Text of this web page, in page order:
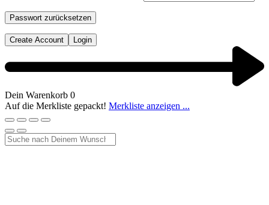
Passwort zurücksetzen
Create Account Login
Dein Warenkorb 0
Auf die Merkliste gepackt! Merkliste anzeigen ...